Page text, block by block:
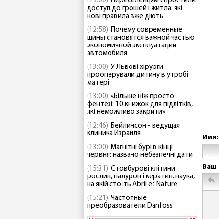
доступ до грошей і житла: які
нові правила вже діють
(12:58) Почему современные
шины становятся важной частью
экономичной эксплуатации
автомобиля
(13:00) У Львові хірурги
прооперували дитину в утробі
матері
(13:00) «Більше ніж просто
фентезі: 10 книжок для підлітків,
які неможливо закрити»
(12:46) Бейлинсон - ведущая
клиника Израиля
(13:00) Магнітні бурі в кінці
червня: названо небезпечні дати
(15:31) Стовбурові клітини
рослин, гіалурон і кератин: наука,
на якій стоїть Abril et Nature
(15:21) Частотные
преобразователи Danfoss
Имя:
Ваш